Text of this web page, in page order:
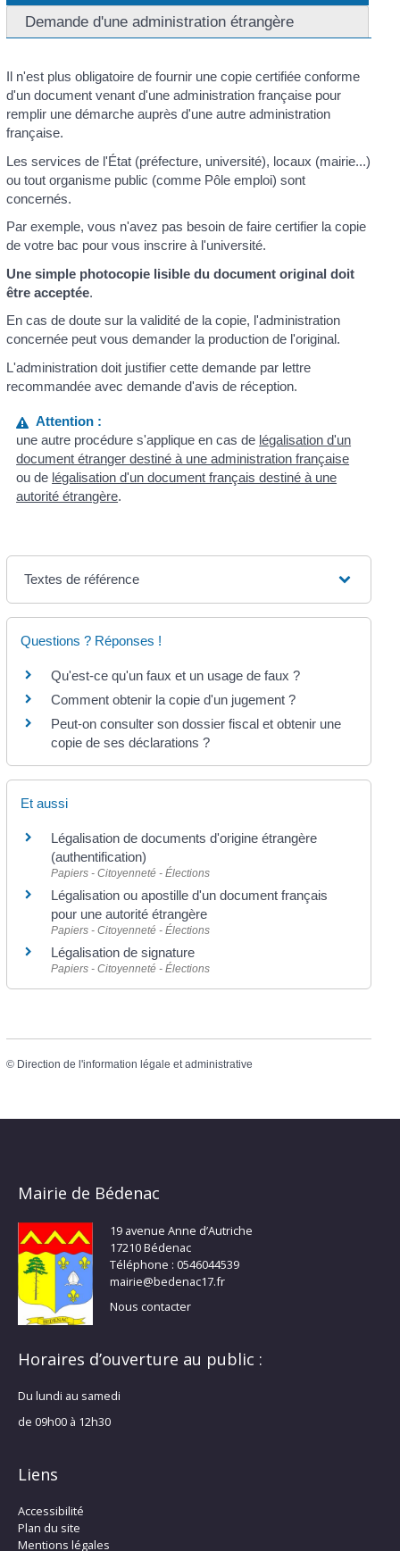
Demande d'une administration étrangère
Il n'est plus obligatoire de fournir une copie certifiée conforme
d'un document venant d'une administration française pour
remplir une démarche auprès d'une autre administration
française.
Les services de l'État (préfecture, université), locaux (mairie...)
ou tout organisme public (comme Pôle emploi) sont
concernés.
Par exemple, vous n'avez pas besoin de faire certifier la copie
de votre bac pour vous inscrire à l'université.
Une simple photocopie lisible du document original doit
être acceptée.
En cas de doute sur la validité de la copie, l'administration
concernée peut vous demander la production de l'original.
L'administration doit justifier cette demande par lettre
recommandée avec demande d'avis de réception.
Attention :
une autre procédure s'applique en cas de légalisation d'un
document étranger destiné à une administration française
ou de légalisation d'un document français destiné à une
autorité étrangère.
Textes de référence
Questions ? Réponses !
Qu'est-ce qu'un faux et un usage de faux ?
Comment obtenir la copie d'un jugement ?
Peut-on consulter son dossier fiscal et obtenir une
copie de ses déclarations ?
Et aussi
Légalisation de documents d'origine étrangère
(authentification)
Papiers - Citoyenneté - Élections
Légalisation ou apostille d'un document français
pour une autorité étrangère
Papiers - Citoyenneté - Élections
Légalisation de signature
Papiers - Citoyenneté - Élections
© Direction de l'information légale et administrative
Mairie de Bédenac
19 avenue Anne d’Autriche
17210 Bédenac
Téléphone : 0546044539
mairie@bedenac17.fr
Nous contacter
Horaires d’ouverture au public :
Du lundi au samedi
de 09h00 à 12h30
Liens
Accessibilité
Plan du site
Mentions légales